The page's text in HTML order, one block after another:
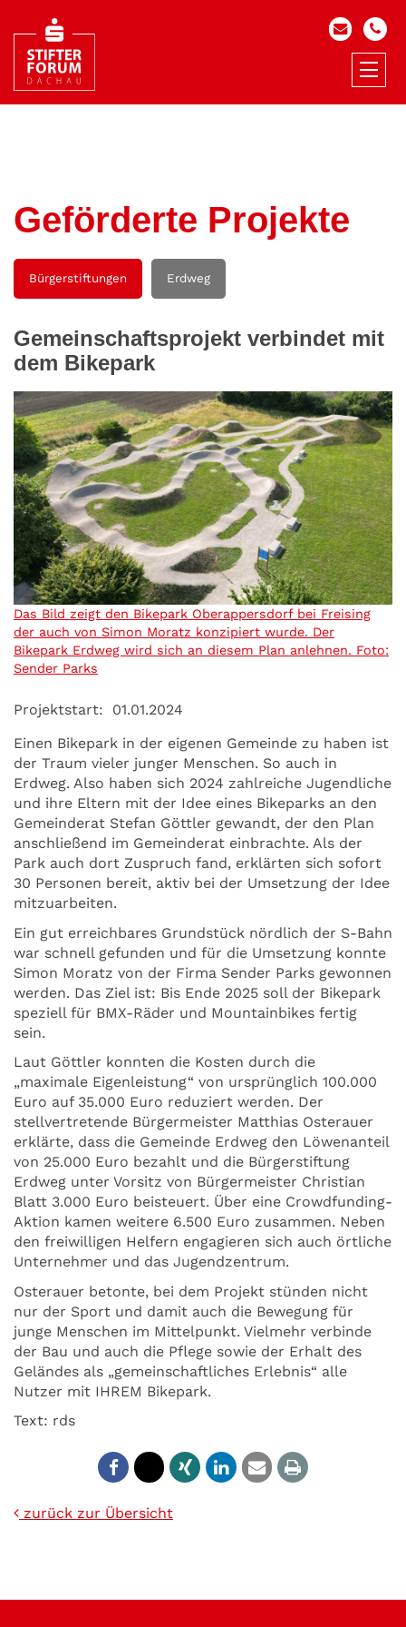
Geförderte Projekte
Bürgerstiftungen Erdweg
Gemeinschaftsprojekt verbindet mit
dem Bikepark
Das Bild zeigt den Bikepark Oberappersdorf bei Freising
der auch von Simon Moratz konzipiert wurde. Der
Bikepark Erdweg wird sich an diesem Plan anlehnen. Foto:
Sender Parks
Projektstart:
01.01.2024
Einen Bikepark in der eigenen Gemeinde zu haben ist
der Traum vieler junger Menschen. So auch in
Erdweg. Also haben sich 2024 zahlreiche Jugendliche
und ihre Eltern mit der Idee eines Bikeparks an den
Gemeinderat Stefan Göttler gewandt, der den Plan
anschließend im Gemeinderat einbrachte. Als der
Park auch dort Zuspruch fand, erklärten sich sofort
30 Personen bereit, aktiv bei der Umsetzung der Idee
mitzuarbeiten.
Ein gut erreichbares Grundstück nördlich der S-Bahn
war schnell gefunden und für die Umsetzung konnte
Simon Moratz von der Firma Sender Parks gewonnen
werden. Das Ziel ist: Bis Ende 2025 soll der Bikepark
speziell für BMX-Räder und Mountainbikes fertig
sein.
Laut Göttler konnten die Kosten durch die
„maximale Eigenleistung“ von ursprünglich 100.000
Euro auf 35.000 Euro reduziert werden. Der
stellvertretende Bürgermeister Matthias Osterauer
erklärte, dass die Gemeinde Erdweg den Löwenanteil
von 25.000 Euro bezahlt und die Bürgerstiftung
Erdweg unter Vorsitz von Bürgermeister Christian
Blatt 3.000 Euro beisteuert. Über eine Crowdfunding-
Aktion kamen weitere 6.500 Euro zusammen. Neben
den freiwilligen Helfern engagieren sich auch örtliche
Unternehmer und das Jugendzentrum.
Osterauer betonte, bei dem Projekt stünden nicht
nur der Sport und damit auch die Bewegung für
junge Menschen im Mittelpunkt. Vielmehr verbinde
der Bau und auch die Pflege sowie der Erhalt des
Geländes als „gemeinschaftliches Erlebnis“ alle
Nutzer mit IHREM Bikepark.
Text: rds
zurück zur Übersicht